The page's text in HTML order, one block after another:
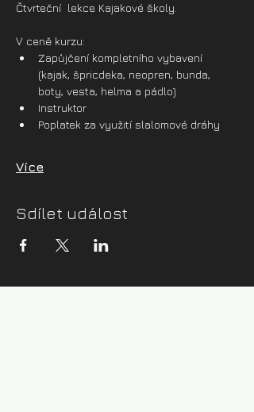
Čtvrteční  lekce Kajakové školy.
V ceně kurzu:
Zapůjčení kompletního vybavení
(kajak, špricdeka, neopren, bunda,
boty, vesta, helma a pádlo)
Instruktor
Poplatek za využití slalomové dráhy
Více
Sdílet událost